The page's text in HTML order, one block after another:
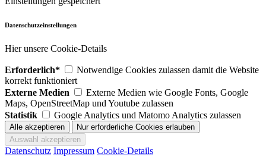
Datenschutzeinstellungen
Hier unsere Cookie-Details
Erforderlich*
Notwendige Cookies zulassen damit die Website
korrekt funktioniert
Externe Medien
Externe Medien wie Google Fonts, Google
Maps, OpenStreetMap und Youtube zulassen
Statistik
Google Analytics und Matomo Analytics zulassen
Datenschutz Impressum Cookie-Details